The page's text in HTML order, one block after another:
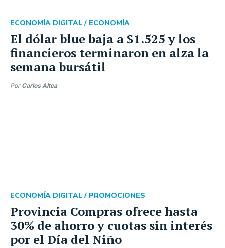
El dólar blue baja a $1.525 y los
financieros terminaron en alza la
semana bursátil
ECONOMÍA DIGITAL / ECONOMÍA
Por Carlos Altea
Provincia Compras ofrece hasta
30% de ahorro y cuotas sin interés
por el Día del Niño
ECONOMÍA DIGITAL / PROMOCIONES